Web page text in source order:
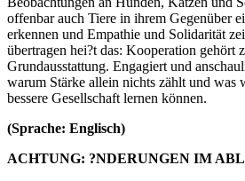
offenbar auch Tiere in ihrem Gegenüber
erkennen und Empathie und Solidarität
übertragen hei?t das: Kooperation gehört
Grundausstattung. Engagiert und
warum Stärke allein nichts zählt und was
bessere Gesellschaft lernen können.
(Sprache: Englisch)
ACHTUNG: ?NDERUNGEN IM